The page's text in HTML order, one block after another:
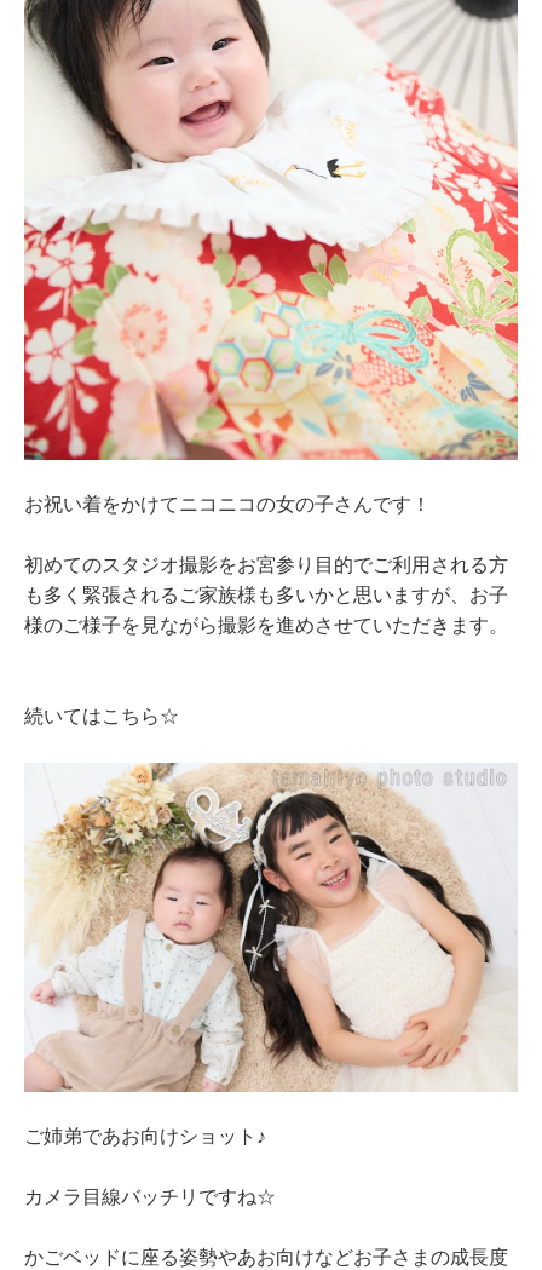
お祝い着をかけてニコニコの女の子さんです！
初めてのスタジオ撮影をお宮参り目的でご利用される方
も多く緊張されるご家族様も多いかと思いますが、お子
様のご様子を見ながら撮影を進めさせていただきます。
続いてはこちら☆
ご姉弟であお向けショット♪
カメラ目線バッチリですね☆
かごベッドに座る姿勢やあお向けなどお子さまの成長度